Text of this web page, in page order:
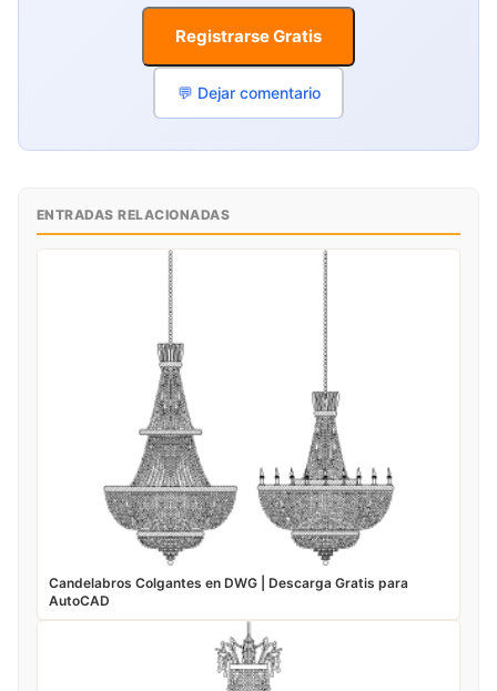
Registrarse Gratis
💬 Dejar comentario
ENTRADAS RELACIONADAS
Candelabros Colgantes en DWG | Descarga Gratis para
AutoCAD